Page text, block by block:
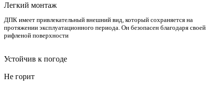
Легкий монтаж
ДПК имеет привлекательный внешний вид, который сохраняется на
протяжении эксплуатационного периода. Он безопасен благодаря своей
рифленой поверхности
Устойчив к погоде
Не горит